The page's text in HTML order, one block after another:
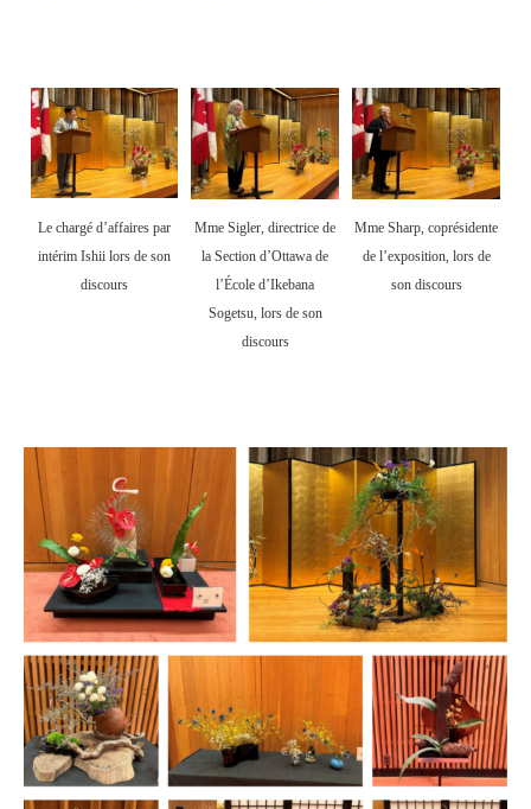
Le chargé d’affaires par
intérim Ishii lors de son
discours
Mme Sigler, directrice de
la Section d’Ottawa de
l’École d’Ikebana
Sogetsu, lors de son
discours
Mme Sharp, coprésidente
de l’exposition, lors de
son discours